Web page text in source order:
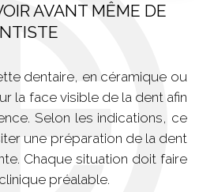
AVANT MÊME DE
dentaire, en céramique ou
la face visible de la dent afin
Selon les indications, ce
une préparation de la dent
Chaque situation doit faire
préalable.